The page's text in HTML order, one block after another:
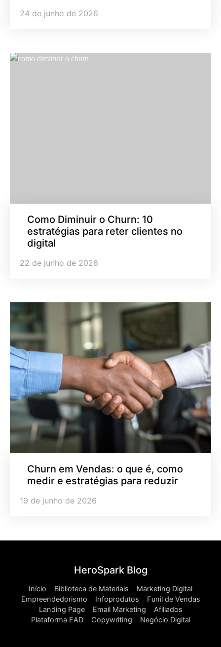
24 de junho de 2026
Como Diminuir o Churn: 10
estratégias para reter clientes no
digital
22 de junho de 2026
Churn em Vendas: o que é, como
medir e estratégias para reduzir
19 de junho de 2026
Início Biblioteca de Materiais
Marketing Digital
Empreendedorismo
Infoprodutos
Funil de Vendas
Landing Page
Email Marketing
Afiliados
Plataforma EAD
Copywriting Negócio Digital
HeroSpark Blog